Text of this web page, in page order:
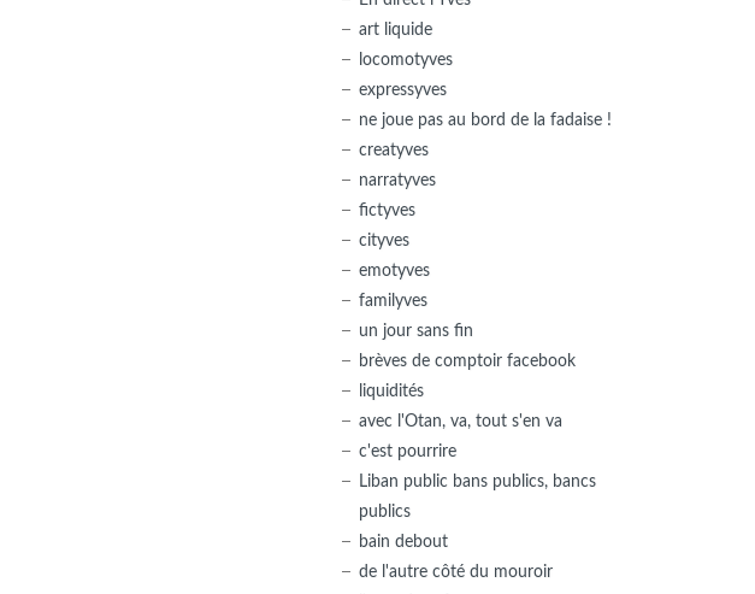
art liquide
locomotyves
expressyves
ne joue pas au bord de la fadaise !
creatyves
narratyves
fictyves
cityves
emotyves
familyves
un jour sans fin
brèves de comptoir facebook
liquidités
avec l'Otan, va, tout s'en va
c'est pourrire
Liban public bans publics, bancs
publics
bain debout
de l'autre côté du mouroir